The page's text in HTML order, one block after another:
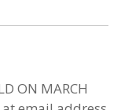
ON MARCH